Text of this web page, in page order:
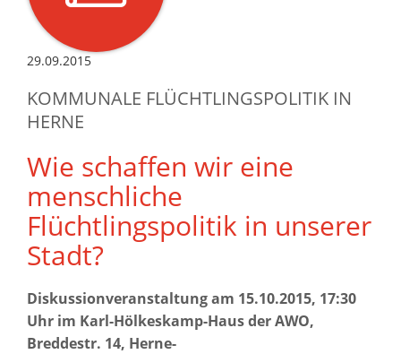
29.09.2015
KOMMUNALE FLÜCHTLINGSPOLITIK IN
HERNE
Wie schaffen wir eine
menschliche
Flüchtlingspolitik in unserer
Stadt?
Diskussionveranstaltung am 15.10.2015, 17:30
Uhr im Karl-Hölkeskamp-Haus der AWO,
Breddestr. 14, Herne-